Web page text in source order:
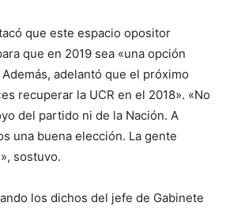
que este espacio opositor
que en 2019 sea «una opción
adelantó que el próximo
recuperar la UCR en el 2018». «No
del partido ni de la Nación. A
una buena elección. La gente
sostuvo.
los dichos del jefe de Gabinete